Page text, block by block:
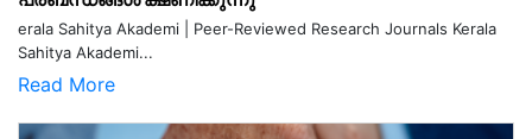
erala Sahitya Akademi | Peer-Reviewed Research Journals Kerala
Sahitya Akademi...
Read More